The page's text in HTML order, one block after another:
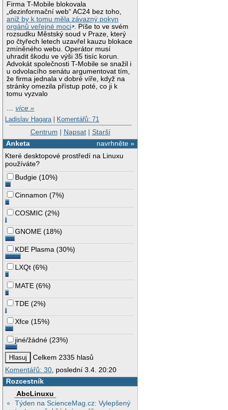
Firma T-Mobile blokovala
„dezinformační web“ AC24 bez toho,
aniž by k tomu měla závazný pokyn
orgánů veřejné moci . Píše to ve svém
rozsudku Městský soud v Praze, který
po čtyřech letech uzavřel kauzu blokace
zmíněného webu. Operátor musí
uhradit škodu ve výši 35 tisíc korun.
Advokát společnosti T-Mobile se snažil i
u odvolacího senátu argumentovat tím,
že firma jednala v dobré víře, když na
stránky omezila přístup poté, co ji k
tomu vyzvalo
…více »
Ladislav Hagara | Komentářů: 71
Centrum | Napsat| Starší
navrhněte »
Anketa
Které desktopové prostředí na Linuxu
používáte?
Budgie (10%)
Cinnamon (7%)
COSMIC (2%)
GNOME (18%)
KDE Plasma (30%)
LXQt (6%)
MATE (6%)
TDE (2%)
Xfce (15%)
jiné/žádné (23%)
Celkem 2335 hlasů
Komentářů: 30, poslední 3.4. 20:20
Rozcestník
AbcLinuxu
Týden na ScienceMag.cz: Vylepšený